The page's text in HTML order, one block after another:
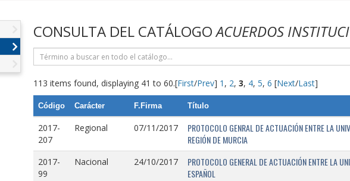
CONSULTA DEL CATÁLOGOACUERDOS
113 items found, displaying 41 to 60.[First/Prev] 1 , 2, 3, 4, 5, 6 [Next/Last]
Código Carácter F.Firma Título
2017-
207
Regional 07/11/2017
PROTOCOLO GENRAL DE ACTUACIÓN ENTRE LA
REGIÓN DE MURCIA
2017-
99
Nacional 24/10/2017
PROTOCOLO GENERAL DE ACTUACIÓN ENTRE LA
ESPAÑOL